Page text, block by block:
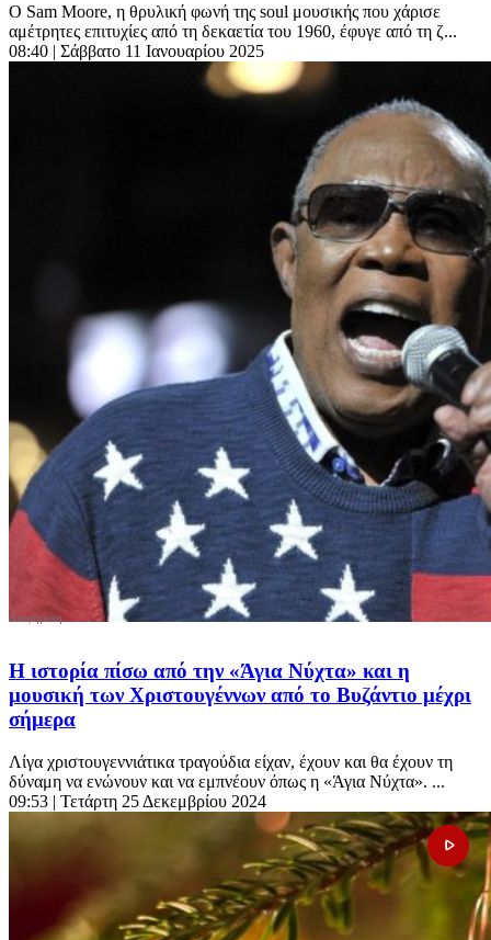
Ο Sam Moore, η θρυλική φωνή της soul μουσικής που χάρισε
αμέτρητες επιτυχίες από τη δεκαετία του 1960, έφυγε από τη ζ...
08:40 | Σάββατο 11 Ιανουαρίου 2025
Η ιστορία πίσω από την «Άγια Νύχτα» και η
μουσική των Χριστουγέννων από το Βυζάντιο μέχρι
σήμερα
Λίγα χριστουγεννιάτικα τραγούδια είχαν, έχουν και θα έχουν τη
δύναμη να ενώνουν και να εμπνέουν όπως η «Άγια Νύχτα». ...
09:53 | Τετάρτη 25 Δεκεμβρίου 2024